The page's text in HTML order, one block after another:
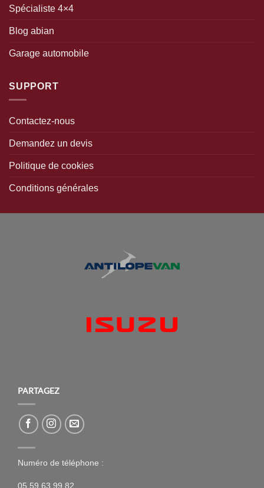
Spécialiste 4×4
Blog abian
Garage automobile
SUPPORT
Contactez-nous
Demandez un devis
Politique de cookies
Conditions générales
PARTAGEZ
Numéro de téléphone :
05 59 63 99 82